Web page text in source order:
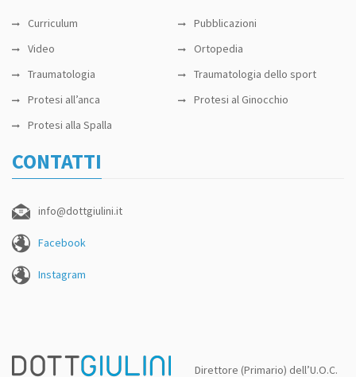
Curriculum
Pubblicazioni
Video
Ortopedia
Traumatologia
Traumatologia dello sport
Protesi all’anca
Protesi al Ginocchio
Protesi alla Spalla
CONTATTI
info@dottgiulini.it
Facebook
Instagram
Direttore (Primario) dell’U.O.C.